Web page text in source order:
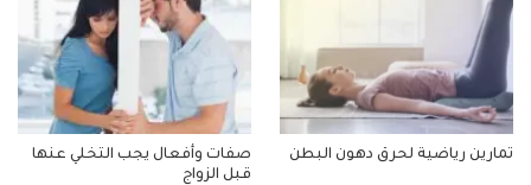
تمارين رياضية لحرق دهون البطن
صفات وأفعال يجب التخلي عنها
قبل الزواج